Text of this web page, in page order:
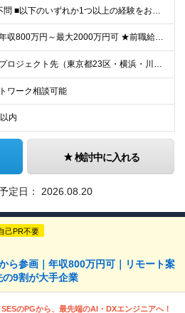
■学歴不問 ■以下のいずれか1つ以上の経験をお持ちの方 ・ITプロジェクトで、PMやPLとして顧客折衝・上流工程・マネジメントなどの経験がある方 ・ITコンサルタントとしての実務経験がある方 ≪以下
★想定年収800万円～最大2000万円可 ★前職給与を考慮 ★ストックオプション付与あり（IPO間近） ★昇給制度あり ┗入社6カ月後に3％以上の昇給があります。その後、業績に合わせて適宜、昇給します
本社・プロジェクト先（東京都23区・横浜・川崎・千葉・埼玉が中心）いずれかでの勤務となります（常駐は全体の1割程度！） 《本社》東京都港区虎ノ門3-5-1 虎ノ門37森ビル12F ※(変更の範囲)
ワーク相談可能
内
検討中に入れる
定日： 2026.08.20
己PR不要
ら参画｜年収800万円可｜リモート案
9割が大手企業
SESのPGから、最先端のAI・DXエンジニアへ！